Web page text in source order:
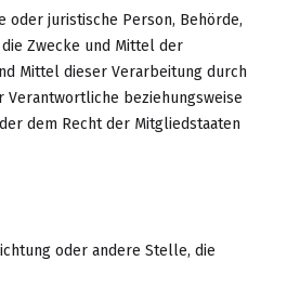
juristische Person, Behörde,
Zwecke und Mittel der
Mittel dieser Verarbeitung durch
Verantwortliche beziehungsweise
dem Recht der Mitgliedstaaten
oder andere Stelle, die